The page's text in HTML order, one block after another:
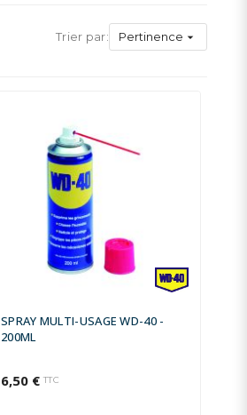
Trier par: Pertinence 
SPRAY MULTI-USAGE WD-40 -
200ML
6,50 € TTC